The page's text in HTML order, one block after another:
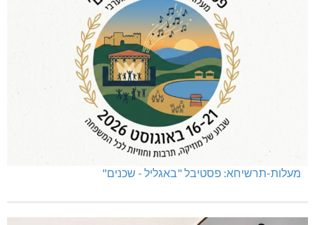
מעלות-תרשיחא: פסטיבל "באגליל - שכנים"